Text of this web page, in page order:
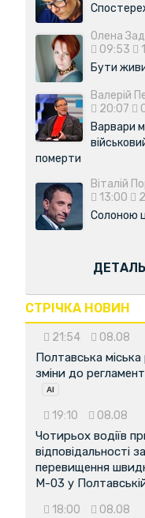
Олена
09:53
Бути
Валерій
20:07
Варвари
померти
Віталій
13:00
Солоною
СТРІЧКА НОВИН
21:54 08.08
Полтавська
зміни до
19:10 08.08
Чотирьох водіїв
відповідальності
перевищення
М-03 у
18:00 08.08